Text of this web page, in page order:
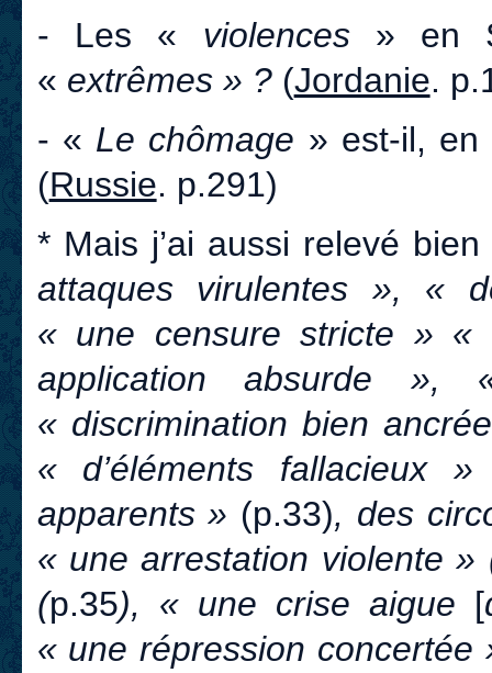
- Les « violences» en
« extrêmes » ? (Jordanie.
- « Le chômage » est-il,
(Russie. p.291)
* Mais j’ai aussi relevé
attaques virulentes », «
« une censure stricte » «
application absurde
« discrimination bien
« d’éléments fallacieux
apparents » (p.33), des
« une arrestation violente »
(p.35), « une crise aigue [
« une répression concertée